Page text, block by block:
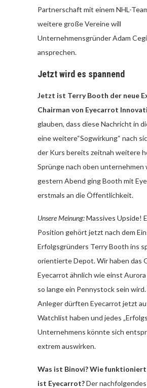
Partnerschaft mit einem NHL-
weitere große Vereine will
Unternehmensgründer Adam
ansprechen.
Jetzt wird es spannend
Jetzt ist Terry Booth der neue
Chairman von Eyecarrot
glauben, dass diese Nachricht in
eine weitere“Sogwirkung“ nach
der Kurs bereits zeitnah weitere
Sprünge nach oben unternehmen
gestern Abend ging Booth mit
erstmals an die Öffentlichkeit.
Unsere Meinung:Massives Upside!
Position gehört jetzt nach dem
Erfolgsgründers Terry Booth ins
orientierte Depot. Wir haben das
Eyecarrot ähnlich wie einst
so lange ein Pennystock sein
Anleger dürften Eyecarrot jetzt
Watchlist haben und jedes
Unternehmens könnte sich
extrem auswirken.
Was ist Binovi? Wie funktioniert
ist Eyecarrot?Der